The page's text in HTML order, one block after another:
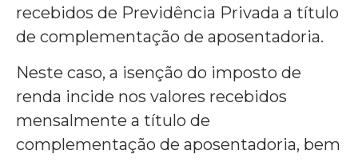
recebidos de Previdência Privada a título
de complementação de aposentadoria.
Neste caso, a isenção do imposto de
renda incide nos valores recebidos
mensalmente a título de
complementação de aposentadoria, bem